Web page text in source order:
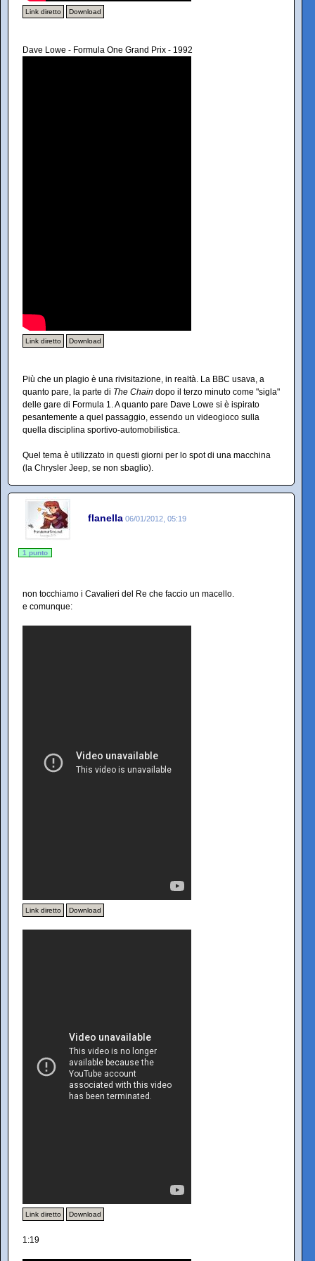
Link diretto Download
Dave Lowe - Formula One Grand Prix - 1992
Link diretto Download
Più che un plagio è una rivisitazione, in realtà. La BBC usava, a
quanto pare, la parte di The Chain dopo il terzo minuto come "sigla"
delle gare di Formula 1. A quanto pare Dave Lowe si è ispirato
pesantemente a quel passaggio, essendo un videogioco sulla
quella disciplina sportivo-automobilistica.
Quel tema è utilizzato in questi giorni per lo spot di una macchina
(la Chrysler Jeep, se non sbaglio).
flanella 06/01/2012, 05:19
1 punto
non tocchiamo i Cavalieri del Re che faccio un macello.
e comunque:
Link diretto Download
Link diretto Download
1:19